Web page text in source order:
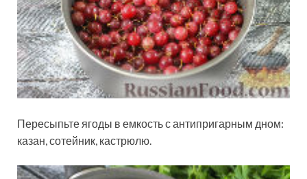
Пересыпьте ягоды в емкость с антипригарным дном:
казан, сотейник, кастрюлю.